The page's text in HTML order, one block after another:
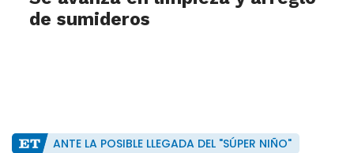
de sumideros
ANTE LA POSIBLE LLEGADA DEL "SÚPER NIÑO"